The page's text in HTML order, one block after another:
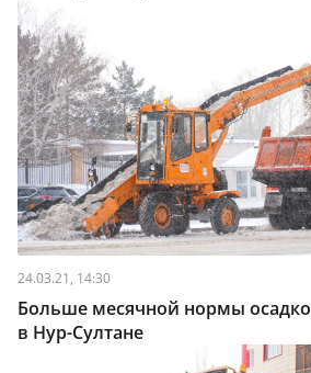
24.03.21, 14:30
Больше месячной нормы
в Нур-Султане